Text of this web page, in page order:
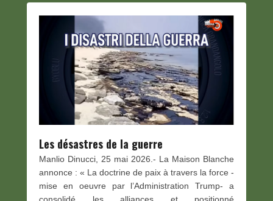
Les désastres de la guerre
Manlio Dinucci, 25 mai 2026.- La Maison Blanche
annonce : « La doctrine de paix à travers la force -
mise en oeuvre par l’Administration Trump- a